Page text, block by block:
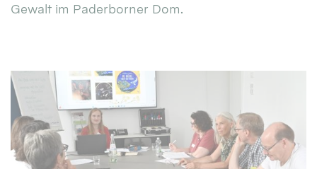
Gewalt im Paderborner Dom.